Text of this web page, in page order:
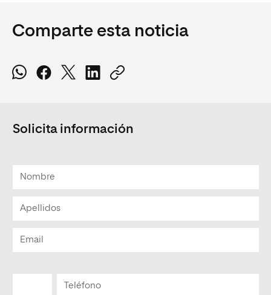
Comparte esta noticia
Solicita información